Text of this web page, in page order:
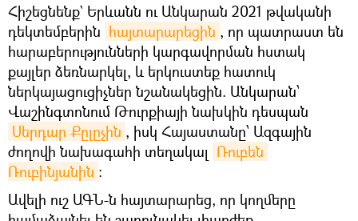
Հիշեցնենք` Երևանն ու Անկարան 2021 թվականի
դեկտեմբերին հայտարարեցին , որ պատրաստ են
հարաբերությունների կարգավորման հստակ
քայլեր ձեռնարկել, և երկուստեք հատուկ
ներկայացուցիչներ նշանակեցին. Անկարան՝
Վաշինգտոնում Թուրքիայի նախկին դեսպան
Սերդար Քըլըչին , իսկ Հայաստանը՝ Ազգային
ժողովի նախագահի տեղակալ Ռուբեն
Ռուբինյանին ։
Ավելի ուշ ԱԳՆ-ն հայտարարեց, որ կողմերը